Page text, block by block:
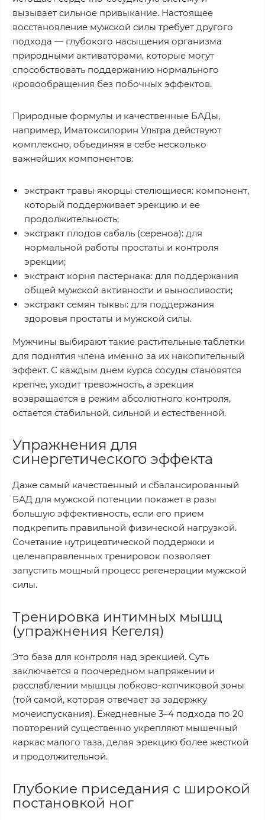
вызывает сильное привыкание. Настоящее
восстановление мужской силы требует другого
подхода — глубокого насыщения организма
природными активаторами, которые могут
способствовать поддержанию нормального
кровообращения без побочных эффектов.
Природные формулы и качественные БАДы,
например, Иматоксилорин Ультра действуют
комплексно, объединяя в себе несколько
важнейших компонентов:
экстракт травы якорцы стелющиеся: компонент,
который поддерживает эрекцию и ее
продолжительность;
экстракт плодов сабаль (сереноа): для
нормальной работы простаты и контроля
эрекции;
экстракт корня пастернака: для поддержания
общей мужской активности и выносливости;
экстракт семян тыквы: для поддержания
здоровья простаты и мужской силы.
Мужчины выбирают такие растительные таблетки
для поднятия члена именно за их накопительный
эффект. С каждым днем курса сосуды становятся
крепче, уходит тревожность, а эрекция
возвращается в режим абсолютного контроля,
остается стабильной, сильной и естественной.
Упражнения для
синергетического эффекта
Даже самый качественный и сбалансированный
БАД для мужской потенции покажет в разы
большую эффективность, если его прием
подкрепить правильной физической нагрузкой.
Сочетание нутрицевтической поддержки и
целенаправленных тренировок позволяет
запустить мощный процесс регенерации мужской
силы.
Тренировка интимных мышц
(упражнения Кегеля)
Это база для контроля над эрекцией. Суть
заключается в поочередном напряжении и
расслаблении мышцы лобково-копчиковой зоны
(той самой, которая отвечает за задержку
мочеиспускания). Ежедневные 3–4 подхода по 20
повторений существенно укрепляют мышечный
каркас малого таза, делая эрекцию более жесткой
и продолжительной.
Глубокие приседания с широкой
постановкой ног